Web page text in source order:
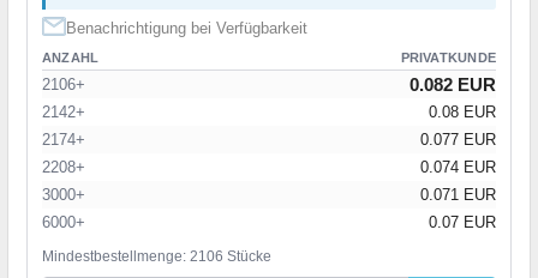
Benachrichtigung bei Verfügbarkeit
ANZAHL PRIVATKUNDE
2106+ 0.082 EUR
2142+
0.08 EUR
2174+
0.077 EUR
2208+
0.074 EUR
3000+
0.071 EUR
6000+
0.07 EUR
Mindestbestellmenge: 2106 Stücke